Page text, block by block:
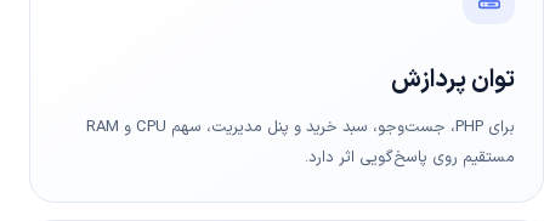
توان پردازش
برای PHP، جست‌وجو، سبد خرید و پنل مدیریت، سهم CPU و RAM
مستقیم روی پاسخ‌گویی اثر دارد.